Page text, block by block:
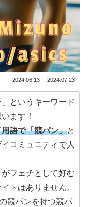
2024.06.13 2024.07.23
というキーワード
ます！
語で「競パン」と
コミュニティで人
フェチとして好む
トはありません。
競パンを持つ競パ